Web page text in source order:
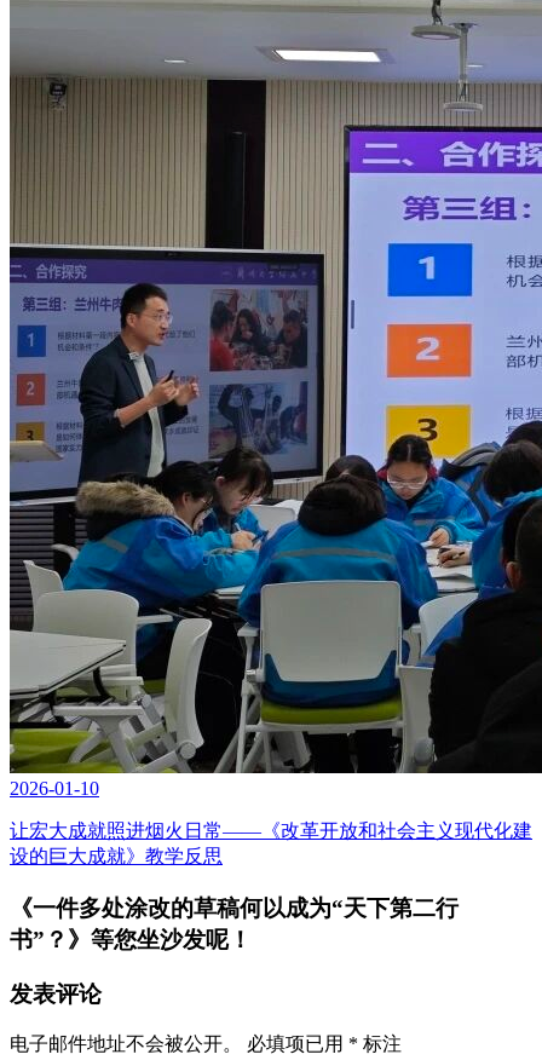
2026-01-10
让宏大成就照进烟火日常——《改革开放和社会主义现代化建
设的巨大成就》教学反思
《一件多处涂改的草稿何以成为“天下第二行
书”？》 等您坐沙发呢！
发表评论
电子邮件地址不会被公开。 必填项已用 * 标注